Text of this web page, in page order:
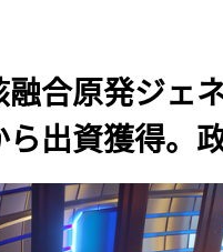
融合原発ジ
出資獲得。